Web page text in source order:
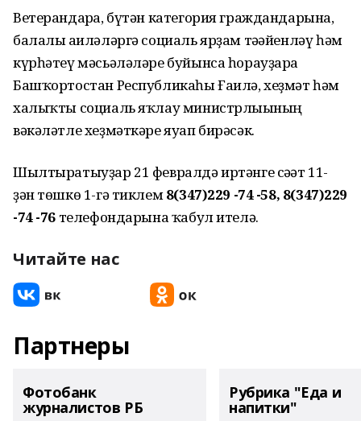
Ветерандарға, бүтән категория граждандарына,
балалы ғаиләләргә социаль ярҙам тәғәйенләү һәм
күрһәтеү мәсьәләләре буйынса һорауҙарға
Башҡортостан Республикаһы Ғаилә, хеҙмәт һәм
халыҡты социаль яҡлау министрлығының
вәкәләтле хеҙмәткәре яуап бирәсәк.
Шылтыратыуҙар 21 февралдә иртәнге сәғәт 11-
ҙән төшкө 1-гә тиклем8(347)229 -74 -58, 8(347)229
-74 -76 телефондарына ҡабул ителә.
Читайте нас
Партнеры
Фотобанк
журналистов РБ
Рубрика "Еда и
напитки"